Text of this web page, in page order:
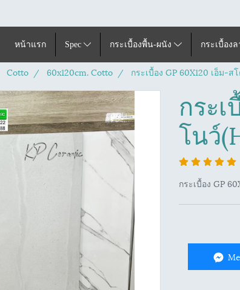
หน้าแรก Spec กระเบื้องพื้น-ผนัง กระเบื้อง
Cotto 60x120cm. Cotto กระเบื้อง GP 60X120 เอ็ม-
กระ
โนว์
กระเบื้อง GP